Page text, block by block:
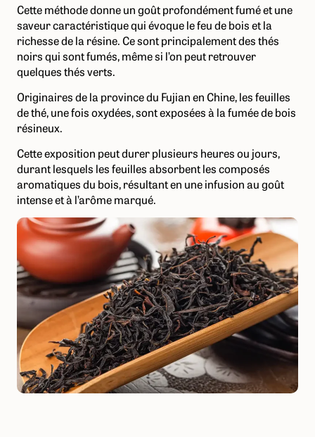
Cette méthode donne un goût profondément fumé et une
saveur caractéristique qui évoque le feu de bois et la
richesse de la résine. Ce sont principalement des thés
noirs qui sont fumés, même si l’on peut retrouver
quelques thés verts.
Originaires de la province du Fujian en Chine, les feuilles
de thé, une fois oxydées, sont exposées à la fumée de bois
résineux.
Cette exposition peut durer plusieurs heures ou jours,
durant lesquels les feuilles absorbent les composés
aromatiques du bois, résultant en une infusion au goût
intense et à l’arôme marqué.